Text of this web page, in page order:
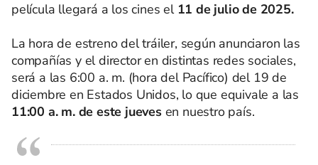
película llegará a los cines el 11 de julio de 2025.
La hora de estreno del tráiler, según anunciaron las
compañías y el director en distintas redes sociales,
será a las 6:00 a. m. (hora del Pacífico) del 19 de
diciembre en Estados Unidos, lo que equivale a las
11:00 a. m. de este juevesen nuestro país.